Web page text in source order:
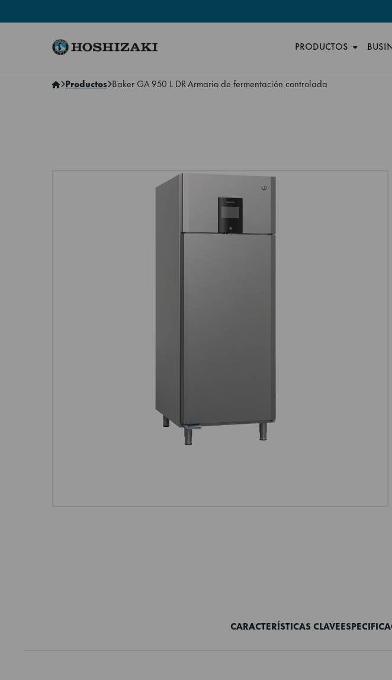
PRODUCTOS
Productos Baker GA 950 L DR Armario de fermentación controlada
CARACTERÍSTICAS CLAVE